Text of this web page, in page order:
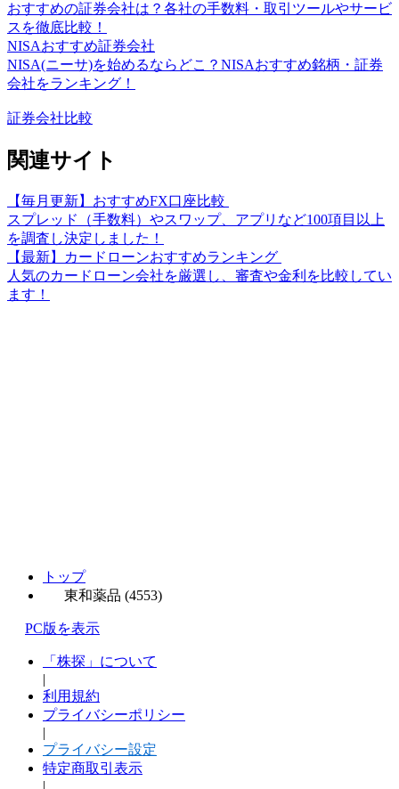
おすすめの証券会社は？各社の手数料・取引ツールやサービ
スを徹底比較！
NISAおすすめ証券会社
NISA(ニーサ)を始めるならどこ？NISAおすすめ銘柄・証券
会社をランキング！
証券会社比較
関連サイト
【毎月更新】おすすめFX口座比較
スプレッド（手数料）やスワップ、アプリなど100項目以上
を調査し決定しました！
【最新】カードローンおすすめランキング
人気のカードローン会社を厳選し、審査や金利を比較してい
ます！
トップ
東和薬品 (4553)
PC版を表示
「株探」について
|
利用規約
プライバシーポリシー
|
プライバシー設定
特定商取引表示